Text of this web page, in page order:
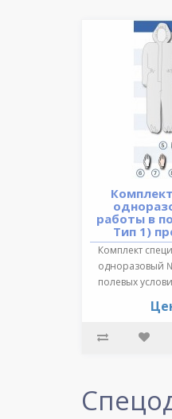
работы в
Тип 1)
Комплект
одноразовый
полевых